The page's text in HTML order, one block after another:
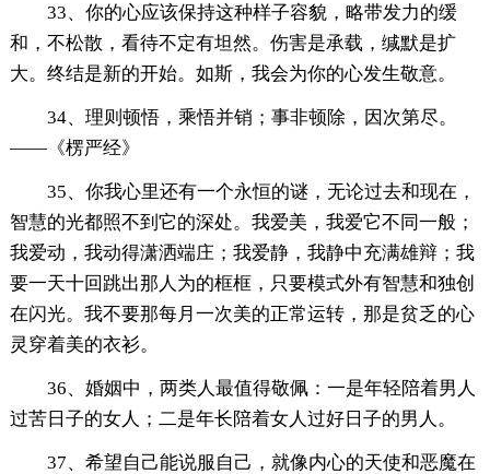
33、你的心应该保持这种样子容貌，略带发力的缓
和，不松散，看待不定有坦然。伤害是承载，缄默是扩
大。终结是新的开始。如斯，我会为你的心发生敬意。
34、理则顿悟，乘悟并销；事非顿除，因次第尽。
——《楞严经》
35、你我心里还有一个永恒的谜，无论过去和现在，
智慧的光都照不到它的深处。我爱美，我爱它不同一般；
我爱动，我动得潇洒端庄；我爱静，我静中充满雄辩；我
要一天十回跳出那人为的框框，只要模式外有智慧和独创
在闪光。我不要那每月一次美的正常运转，那是贫乏的心
灵穿着美的衣衫。
36、婚姻中，两类人最值得敬佩：一是年轻陪着男人
过苦日子的女人；二是年长陪着女人过好日子的男人。
37、希望自己能说服自己，就像内心的天使和恶魔在